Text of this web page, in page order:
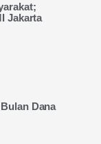
Jakarta
Dana